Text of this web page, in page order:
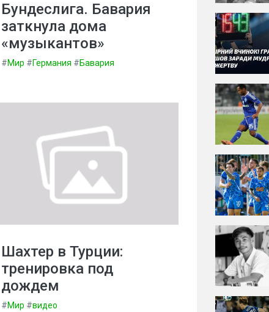
Бундеслига. Бавария
заткнула дома
«музыкантов»
#Мир #Германия #Бавария
Шахтер в Турции:
тренировка под
дождем
#Мир #видео